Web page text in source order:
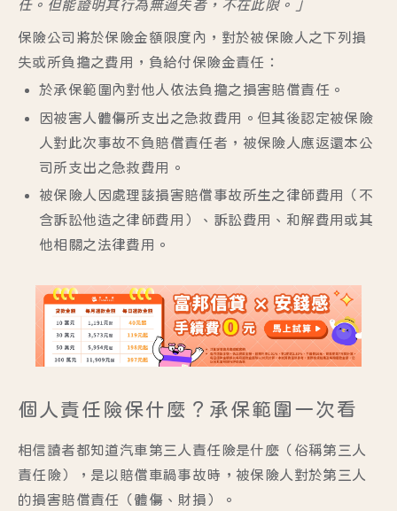
任。但能證明其行為無過失者，不在此限。」
保險公司將於保險金額限度內，對於被保險人之下列損
失或所負擔之費用，負給付保險金責任：
於承保範圍內對他人依法負擔之損害賠償責任。
因被害人體傷所支出之急救費用。但其後認定被保險
人對此次事故不負賠償責任者，被保險人應返還本公
司所支出之急救費用。
被保險人因處理該損害賠償事故所生之律師費用（不
含訴訟他造之律師費用）、訴訟費用、和解費用或其
他相關之法律費用。
個人責任險保什麼？承保範圍一次看
相信讀者都知道汽車第三人責任險是什麼（俗稱第三人
責任險），是以賠償車禍事故時 ，被保險人對於第三人
的損害賠償責任（體傷、財損）。